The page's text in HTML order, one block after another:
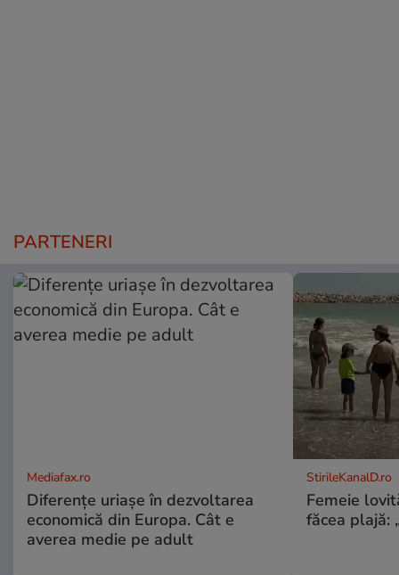
PARTENERI
Mediafax.ro
Diferențe uriașe în dezvoltarea
economică din Europa. Cât e
averea medie pe adult
StirileKanalD.ro
Femeie
făcea plajă: